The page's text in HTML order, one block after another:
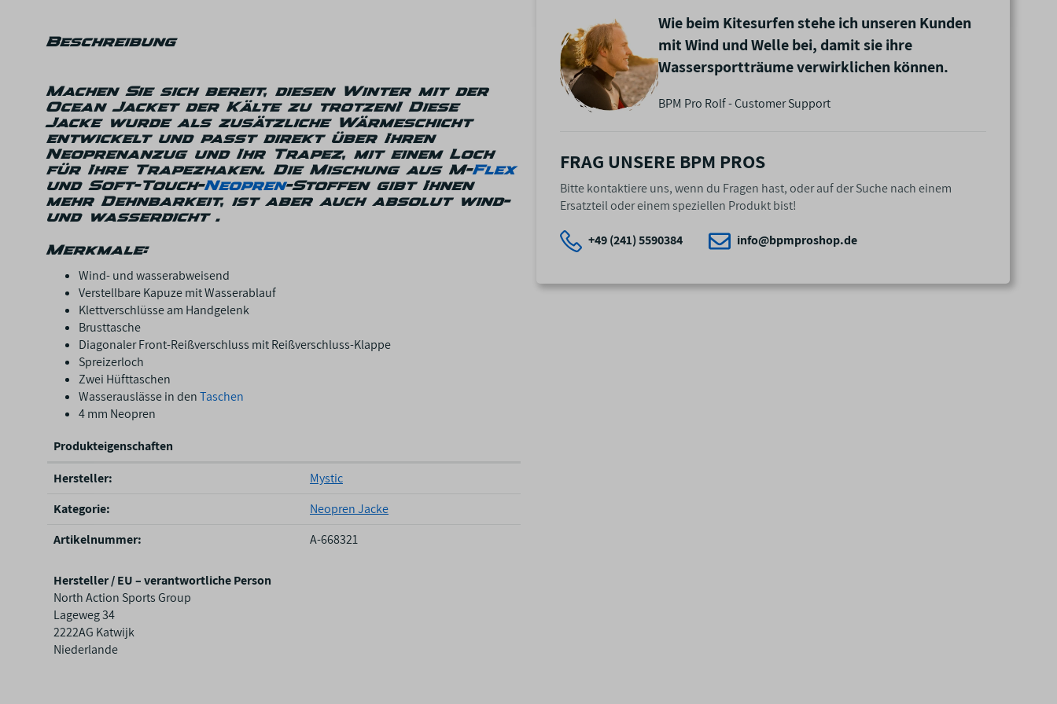
Beschreibung
Machen Sie sich bereit, diesen Winter mit der
Ocean Jacket der Kälte zu trotzen! Diese
Jacke wurde als zusätzliche Wärmeschicht
entwickelt und passt direkt über Ihren
Neoprenanzug und Ihr Trapez, mit einem Loch
für Ihre Trapezhaken. Die Mischung aus M-Flex
und Soft-Touch-Neopren-Stoffen gibtIhnen
mehr Dehnbarkeit, ist aber auch absolut wind-
und wasserdicht.
Merkmale:
Wind- und wasserabweisend
Verstellbare Kapuze mit Wasserablauf
Klettverschlüsse am Handgelenk
Brusttasche
Diagonaler Front-Reißverschluss mit Reißverschluss-Klappe
Spreizerloch
Zwei Hüfttaschen
Wasserauslässe in denTaschen
4 mm Neopren
Produkteigenschaften
Hersteller:
Mystic
Kategorie:
Neopren Jacke
Artikelnummer:
A-668321
Hersteller / EU – verantwortliche Person
North Action Sports Group
Lageweg 34
2222AG Katwijk
Niederlande
Wie beim Kitesurfen stehe ich unseren Kunden
mit Wind und Welle bei, damit sie ihre
Wassersportträume verwirklichen können.
BPM Pro Rolf - Customer Support
FRAG UNSERE BPM PROS
Bitte kontaktiere uns, wenn du Fragen hast, oder auf der Suche nach einem
Ersatzteil oder einem speziellen Produkt bist!
+49 (241) 5590384 info@bpmproshop.de